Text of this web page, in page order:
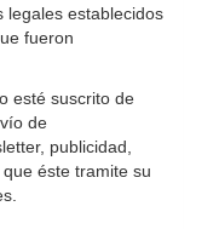
legales establecidos
fueron
esté suscrito de
de
publicidad,
éste tramite su